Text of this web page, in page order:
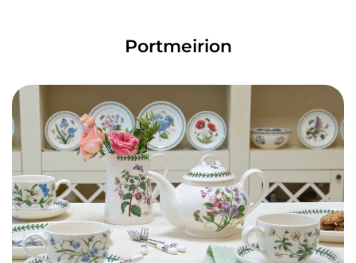
Portmeirion
Тарелки
Lenox
–
американский
фарфор
с
историей